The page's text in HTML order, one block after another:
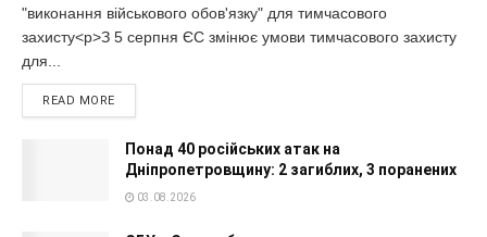
"виконання військового обов'язку" для тимчасового
захисту<p>З 5 серпня ЄС змінює умови тимчасового захисту
для...
READ MORE
Понад 40 російських атак на
Дніпропетровщину: 2 загиблих, 3 поранених
03.08.2026